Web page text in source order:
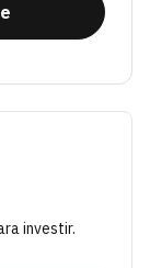
investir.